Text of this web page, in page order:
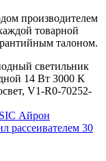
производителем
товарной
талоном.
светильник
14 Вт 3000 К
V1-R0-70252-
Айрон
рассеивателем 30